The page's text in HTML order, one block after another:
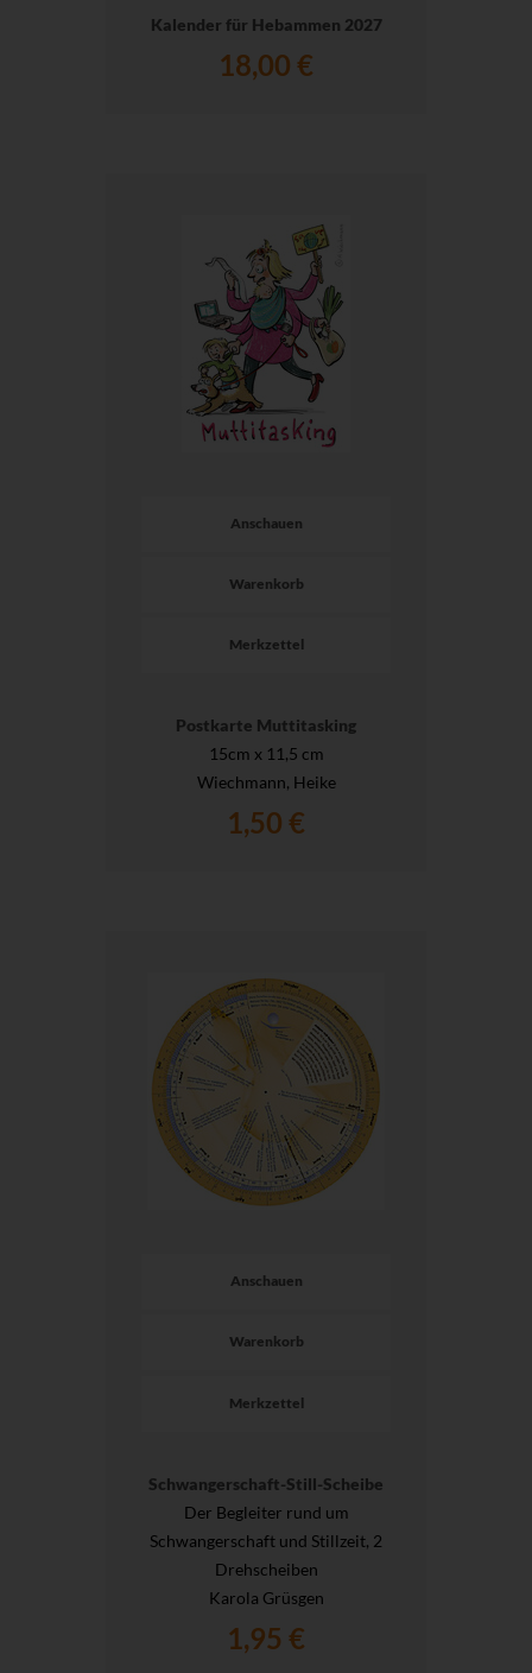
Kalender für Hebammen 2027
18,00 €
Anschauen
Warenkorb
Merkzettel
Postkarte Muttitasking
15cm x 11,5 cm
Wiechmann, Heike
1,50 €
Anschauen
Warenkorb
Merkzettel
Schwangerschaft-Still-Scheibe
Der Begleiter rund um
Schwangerschaft und Stillzeit, 2
Drehscheiben
Karola Grüsgen
1,95 €